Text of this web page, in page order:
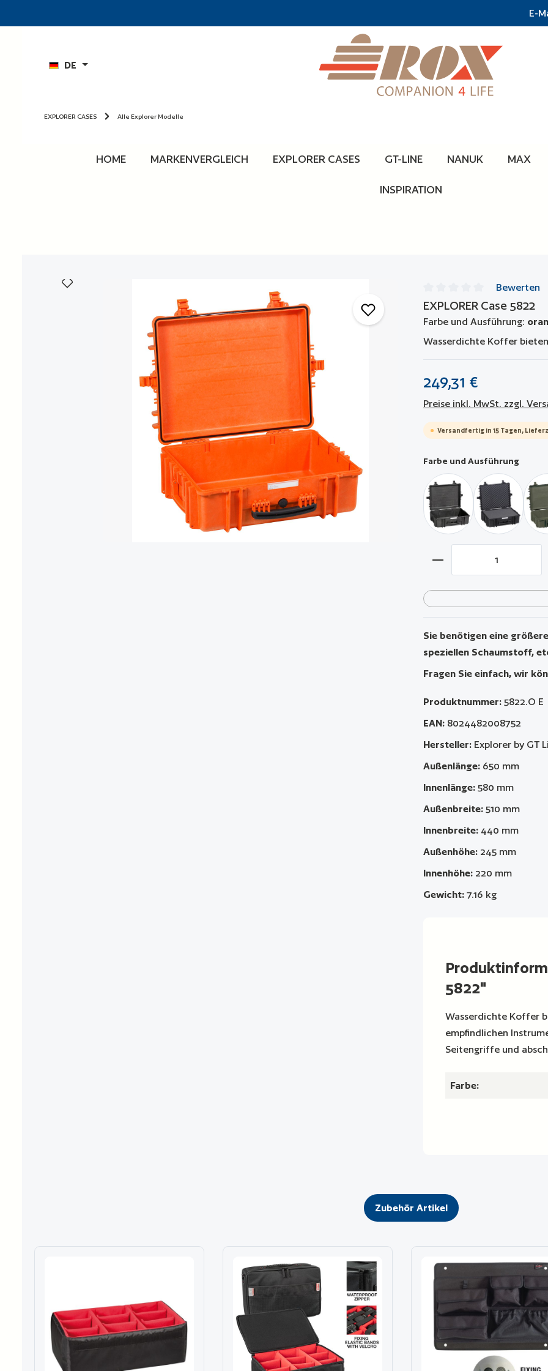
E-
DE
EXPLORER CASES Alle Explorer Modelle
HOME MARKENVERGLEICH EXPLORER CASES GT-LINE NANUK MAX
INSPIRATION
Bildergalerie überspringen
Durchschnittliche
Bewerten
EXPLORER Case 5822
Farbe und Ausführung:
Wasserdichte Koffer
249,31 €
Preise inkl. MwSt. zzgl.
Versandfertig in 15 Tagen,
Farbe und Ausführung
schwarz / leerschwarz /
Produkt Anzahl:
Sie benötigen eine
speziellen Schaumstoff,
Fragen Sie einfach, wir
Produktnummer: 5822.O E
EAN: 8024482008752
Hersteller: Explorer by GT
Außenlänge: 650 mm
Innenlänge: 580 mm
Außenbreite: 510 mm
Innenbreite: 440 mm
Außenhöhe: 245 mm
Innenhöhe: 220 mm
Gewicht: 7.16 kg
5822"
Wasserdichte Koffer
empfindlichen
Seitengriffe und
Farbe:
Zubehör Artikel